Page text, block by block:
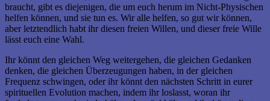
braucht, gibt es diejenigen, die um euch herum im Nicht-Physischen
helfen können, und sie tun es. Wir alle helfen, so gut wir können,
aber letztendlich habt ihr diesen freien Willen, und dieser freie Wille
lässt euch eine Wahl.
Ihr könnt den gleichen Weg weitergehen, die gleichen Gedanken
denken, die gleichen Überzeugungen haben, in der gleichen
Frequenz schwingen, oder ihr könnt den nächsten Schritt in eurer
spirituellen Evolution machen, indem ihr loslasst, woran ihr